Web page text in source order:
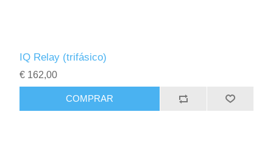
IQ Relay (trifásico)
€ 162,00